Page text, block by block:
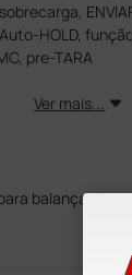
Auto-HOLD,
pre-TARA
Ver mais...
balanças